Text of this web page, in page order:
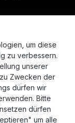
um diese
zu verbessern.
unserer
Zwecken der
dürfen wir
Bitte
dürfen
um alle